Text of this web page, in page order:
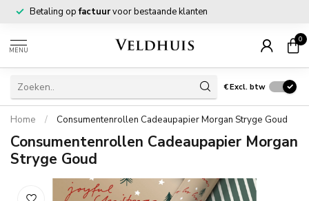
Betaling opfactuurvoor bestaande klanten
MENU
0
€Excl. btw
Home / Consumentenrollen Cadeaupapier Morgan Stryge Goud
Consumentenrollen Cadeaupapier Morgan
Stryge Goud